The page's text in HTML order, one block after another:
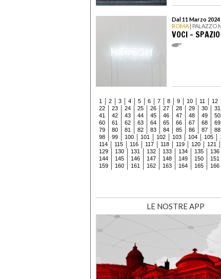
Dal 11 Marzo
ROMA | PALAZZO
VOCI –
1 2 3 4 5 6 7 8 9 10 11 12
22
23 24 25 26 27 28 29 30 31
41
42 43 44 45 46 47 48 49 50
60
61 62 63 64 65 66 67 68 69
79
80 81 82 83 84 85 86 87 88
98
99 100 101 102 103 104 105
114
115 116 117 118 119 120 121
129
130 131 132 133 134 135 136
144
145 146 147 148 149 150 151
159
160 161 162 163 164 165 166
LE NOSTRE APP